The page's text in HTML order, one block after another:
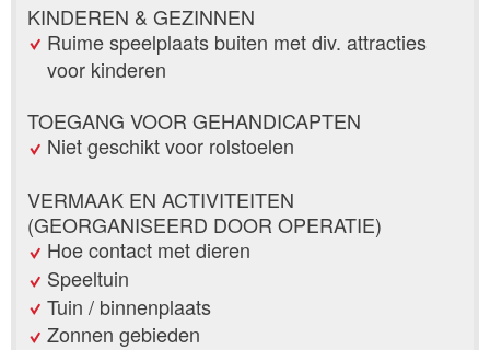
KINDEREN & GEZINNEN
Ruime speelplaats buiten met div. attracties
voor kinderen
TOEGANG VOOR GEHANDICAPTEN
Niet geschikt voor rolstoelen
VERMAAK EN ACTIVITEITEN
(GEORGANISEERD DOOR OPERATIE)
Hoe contact met dieren
Speeltuin
Tuin / binnenplaats
Zonnen gebieden